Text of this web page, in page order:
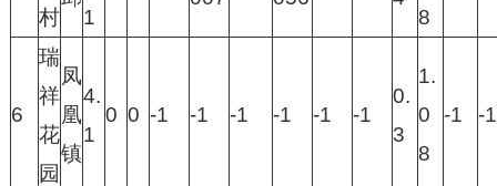
村
1
8
6
瑞
祥
花
园
凤
凰
镇
4.
1
0 0 -1 -1 -1 -1 -1 -1
0.
3
1.
0
8
-1 -1